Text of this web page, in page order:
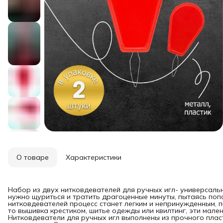
О товаре Характеристики
Набор из двух нитковдевателей для ручных игл-
нужно щуриться и тратить драгоценные минуты, пытаясь
нитковдевателей процесс станет легким и непринужденным,
то вышивка крестиком, шитье одежды или квилтинг, эти
Нитковдеватели для ручных игл выполнены из прочного